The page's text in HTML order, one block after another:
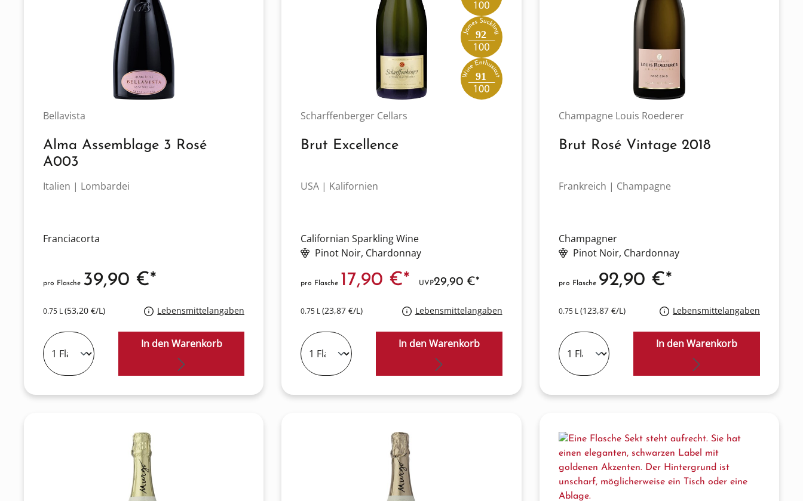
Bellavista
Alma Assemblage 3 Rosé
A003
Italien | Lombardei
Franciacorta
0.75 L(53,20 €/L) Lebensmittelangaben
pro Flasche 39,90 €*
In den Warenkorb
92
91
Scharffenberger Cellars
Brut Excellence
USA | Kalifornien
Californian Sparkling Wine
Pinot Noir, Chardonnay
0.75 L(23,87 €/L) Lebensmittelangaben
pro Flasche 17,90 €* UVP29,90 €*
In den Warenkorb
Champagne Louis Roederer
Brut Rosé Vintage 2018
Frankreich | Champagne
Champagner
Pinot Noir, Chardonnay
0.75 L(123,87 €/L) Lebensmittelangaben
pro Flasche 92,90 €*
In den Warenkorb